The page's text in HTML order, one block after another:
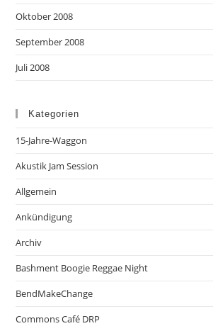
Oktober 2008
September 2008
Juli 2008
Kategorien
15-Jahre-Waggon
Akustik Jam Session
Allgemein
Ankündigung
Archiv
Bashment Boogie Reggae Night
BendMakeChange
Commons Café DRP